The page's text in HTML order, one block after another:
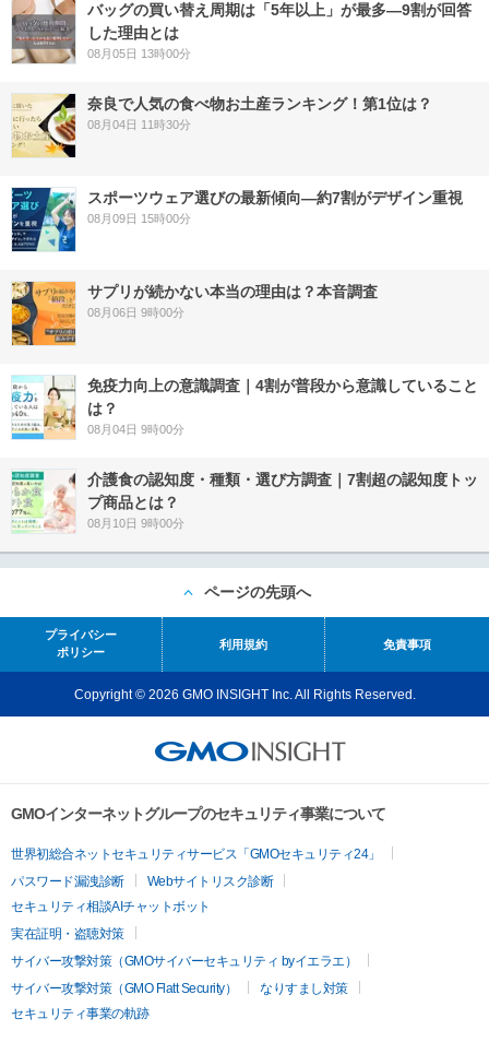
バッグの買い替え周期は「5年以上」が最多―9割が回答
した理由とは
08月05日 13時00分
奈良で人気の食べ物お土産ランキング！第1位は？
08月04日 11時30分
スポーツウェア選びの最新傾向―約7割がデザイン重視
08月09日 15時00分
サプリが続かない本当の理由は？本音調査
08月06日 9時00分
免疫力向上の意識調査｜4割が普段から意識していること
は？
08月04日 9時00分
介護食の認知度・種類・選び方調査｜7割超の認知度トッ
プ商品とは？
08月10日 9時00分
ページの先頭へ
プライバシー
ポリシー
利用規約 免責事項
Copyright © 2026 GMO INSIGHT Inc. All Rights Reserved.
GMOインターネットグループのセキュリティ事業について
世界初総合ネットセキュリティサービス「GMOセキュリティ24」
パスワード漏洩診断
Webサイトリスク診断
セキュリティ相談AIチャットボット
実在証明・盗聴対策
サイバー攻撃対策（GMOサイバーセキュリティ byイエラエ）
サイバー攻撃対策（GMO Flatt Security）
なりすまし対策
セキュリティ事業の軌跡